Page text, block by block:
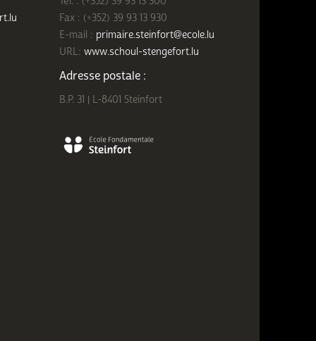
Fax : (+352) 39 93 13 930
E-mail : primaire.steinfort@ecole.lu
URL: www.schoul-stengefort.lu
Adresse postale :
B.P. 31 | L-8401 Steinfort